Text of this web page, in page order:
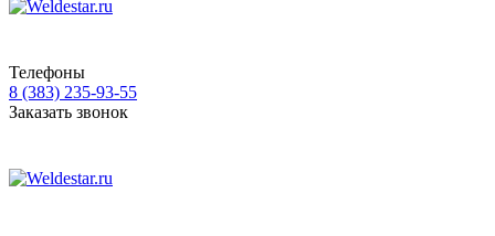
Телефоны
8 (383) 235-93-55
Заказать звонок